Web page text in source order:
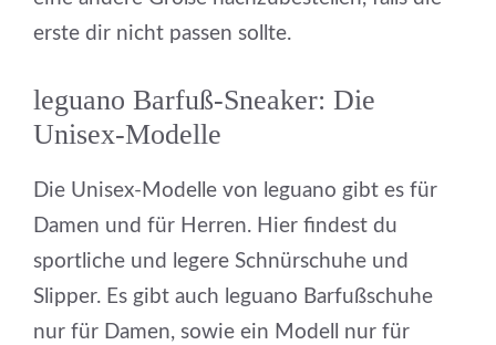
erste dir nicht passen sollte.
leguano Barfuß-Sneaker: Die
Unisex-Modelle
Die Unisex-Modelle von leguano gibt es für
Damen und für Herren. Hier findest du
sportliche und legere Schnürschuhe und
Slipper. Es gibt auch leguano Barfußschuhe
nur für Damen, sowie ein Modell nur für